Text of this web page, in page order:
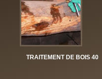
TRAITEMENT DE BOIS 40